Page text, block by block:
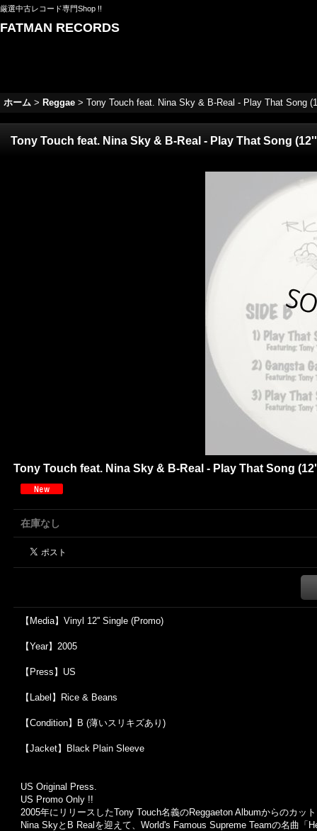
厳選中古レコード専門Shop !!
FATMAN RECORDS
ホーム > Reggae > Tony Touch feat. Nina Sky & B-Real - Play That Song
Tony Touch feat. Nina Sky & B-Real - Play That Song
Tony Touch feat. Nina Sky & B-Real - Play That Song
在庫なし
【Media】Vinyl 12'' Single (Promo)
【Year】2005
【Press】US
【Label】Rice & Beans
【Condition】B (薄いスリキズあり)
【Jacket】Black Plain Sleeve
US Original Press.
US Promo Only !!
2005年にリリースしたTony Touch名義のReggaeton Albumからのカッ
Nina SkyとB Realを迎えて、World's Famous Supreme Teamの名曲「